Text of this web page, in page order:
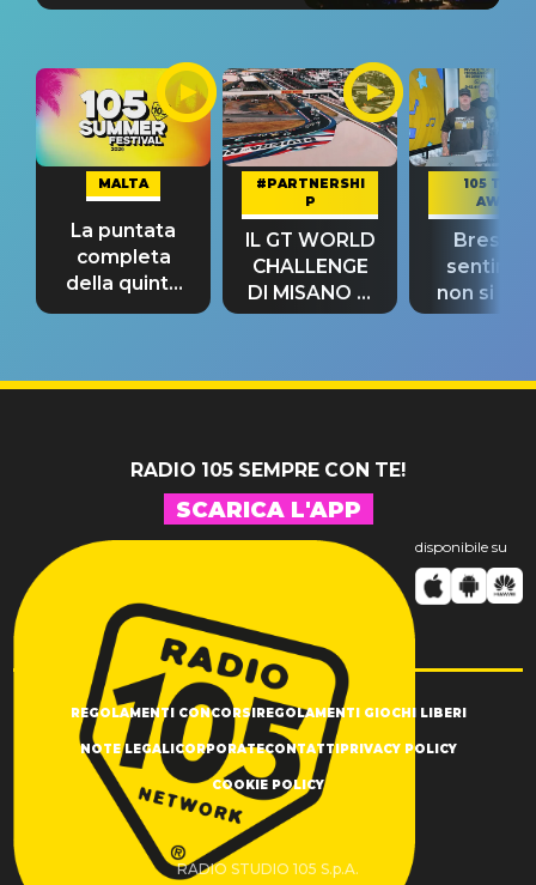
MALTA
La puntata
completa
della quinta
tappa
#PARTNERSHI
P
IL GT WORLD
CHALLENGE
DI MISANO si
riconferma
105 TAKE
AWAY
Bresh:
non si
fino alla
RADIO 105 SEMPRE CON TE!
SCARICA L'APP
disponibile su
REGOLAMENTI CONCORSI REGOLAMENTI GIOCHI LIBERI
NOTE LEGALI CORPORATECONTATTI PRIVACY POLICY
COOKIE POLICY
RADIO STUDIO 105 S.p.A.